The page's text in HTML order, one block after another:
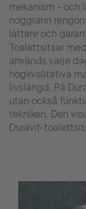
mekanism - och
noggrann
lättare och
Toalettsitsar
används varje
högkvalitativa
livslängd. På
utan också
tekniken. Den
Duravit-